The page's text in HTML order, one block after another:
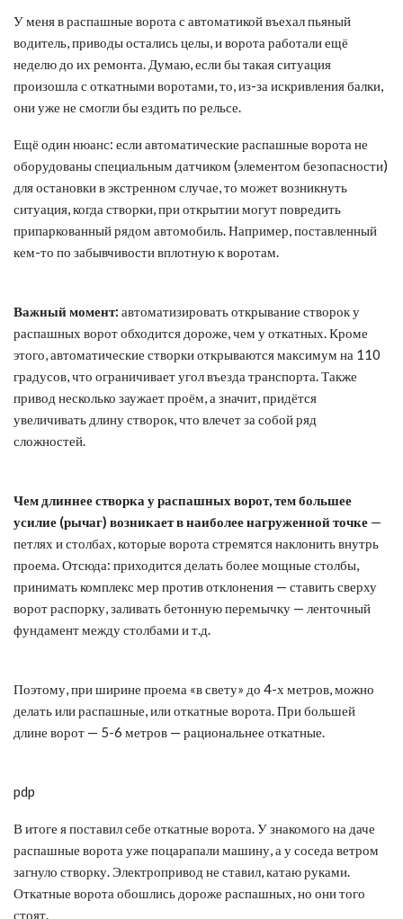
У меня в распашные ворота с автоматикой въехал пьяный
водитель, приводы остались целы, и ворота работали ещё
неделю до их ремонта. Думаю, если бы такая ситуация
произошла с откатными воротами, то, из-за искривления балки,
они уже не смогли бы ездить по рельсе.
Ещё один нюанс: если автоматические распашные ворота не
оборудованы специальным датчиком (элементом безопасности)
для остановки в экстренном случае, то может возникнуть
ситуация, когда створки, при открытии могут повредить
припаркованный рядом автомобиль. Например, поставленный
кем-то по забывчивости вплотную к воротам.
Важный момент: автоматизировать открывание створок у
распашных ворот обходится дороже, чем у откатных. Кроме
этого, автоматические створки открываются максимум на 110
градусов, что ограничивает угол въезда транспорта. Также
привод несколько заужает проём, а значит, придётся
увеличивать длину створок, что влечет за собой ряд
сложностей.
Чем длиннее створка у распашных ворот, тем большее
усилие (рычаг) возникает в наиболее нагруженной точке —
петлях и столбах, которые ворота стремятся наклонить внутрь
проема. Отсюда: приходится делать более мощные столбы,
принимать комплекс мер против отклонения — ставить сверху
ворот распорку, заливать бетонную перемычку — ленточный
фундамент между столбами и т.д.
Поэтому, при ширине проема «в свету» до 4-х метров, можно
делать или распашные, или откатные ворота. При большей
длине ворот — 5-6 метров — рациональнее откатные.
pdp
В итоге я поставил себе откатные ворота. У знакомого на даче
распашные ворота уже поцарапали машину, а у соседа ветром
загнуло створку. Электропривод не ставил, катаю руками.
Откатные ворота обошлись дороже распашных, но они того
стоят.